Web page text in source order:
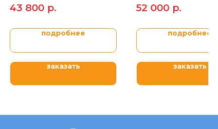
Inverter.
43 800 р.
подробнее
заказать
52 000 р.
подробнее
заказать